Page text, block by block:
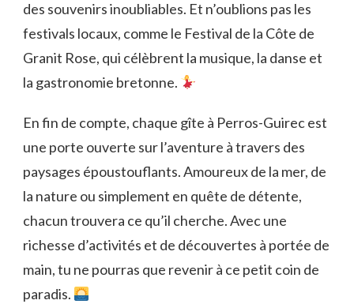
des souvenirs inoubliables. Et n’oublions pas les
festivals locaux, comme le Festival de la Côte de
Granit Rose, qui célèbrent la musique, la danse et
la gastronomie bretonne.
En fin de compte, chaque gîte à Perros-Guirec est
une porte ouverte sur l’aventure à travers des
paysages époustouflants. Amoureux de la mer, de
la nature ou simplement en quête de détente,
chacun trouvera ce qu’il cherche. Avec une
richesse d’activités et de découvertes à portée de
main, tu ne pourras que revenir à ce petit coin de
paradis.